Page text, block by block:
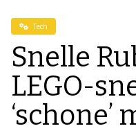
Tech
Snelle
LEGO-
‘schone’